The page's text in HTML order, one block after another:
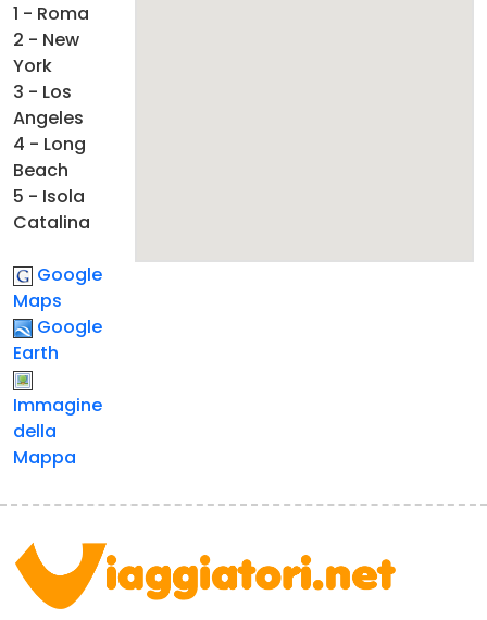
1 - Roma
2 - New
York
3 - Los
Angeles
4 - Long
Beach
5 - Isola
Catalina
Google
Maps
Google
Earth
Immagine
della
Mappa